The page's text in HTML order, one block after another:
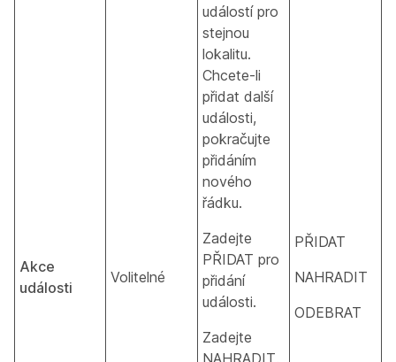
Akce
události
Volitelné
událostí pro
stejnou
lokalitu.
Chcete-li
přidat další
události,
pokračujte
přidáním
nového
řádku.
Zadejte
PŘIDAT pro
přidání
události.
Zadejte
NAHRADIT,
PŘIDAT
NAHRADIT
ODEBRAT